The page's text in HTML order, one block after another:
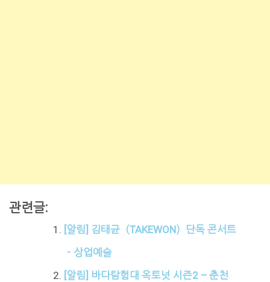
관련글:
[알림] 김태균（TAKEWON）단독 콘서트
－상업예술
[알림] 바다탐험대 옥토넛 시즌2 – 춘천